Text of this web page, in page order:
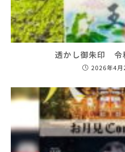
透かし御朱印 令
2026年4月